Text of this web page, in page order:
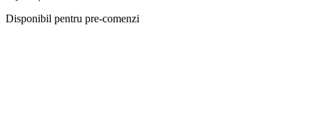
Disponibil pentru pre-comenzi